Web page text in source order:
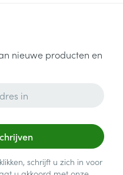
nieuwe producten en
schrijft u zich in voor